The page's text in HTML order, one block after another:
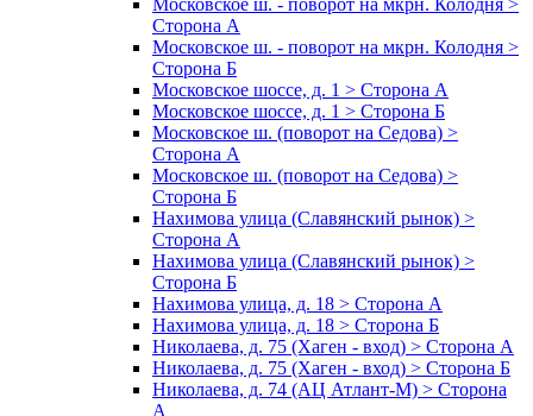
Московское ш. - поворот на мкрн. Колодня >
Сторона А
Московское ш. - поворот на мкрн. Колодня >
Сторона Б
Московское шоссе, д. 1 > Сторона А
Московское шоссе, д. 1 > Сторона Б
Московское ш. (поворот на Седова) >
Сторона А
Московское ш. (поворот на Седова) >
Сторона Б
Нахимова улица (Славянский рынок) >
Сторона А
Нахимова улица (Славянский рынок) >
Сторона Б
Нахимова улица, д. 18 > Сторона А
Нахимова улица, д. 18 > Сторона Б
Николаева, д. 75 (Хаген - вход) > Сторона А
Николаева, д. 75 (Хаген - вход) > Сторона Б
Николаева, д. 74 (АЦ Атлант-М) > Сторона
А